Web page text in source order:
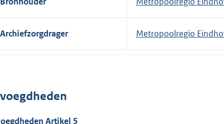
Archiefzorgdrager Metropoolregio
Artikel 5